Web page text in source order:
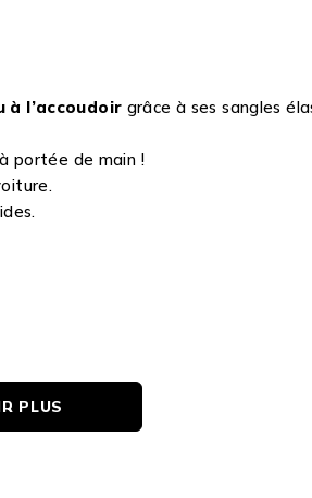
à l’accoudoir grâce à ses sangles
portée de main !
PLUS